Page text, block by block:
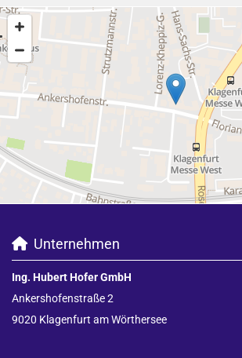
Unternehmen
Ing. Hubert Hofer GmbH
Ankershofenstraße 2
9020 Klagenfurt am Wörthersee